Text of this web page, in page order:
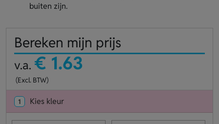
buiten zijn.
Bereken mijn prijs
v.a. € 1.63
(Excl. BTW)
1 Kies kleur